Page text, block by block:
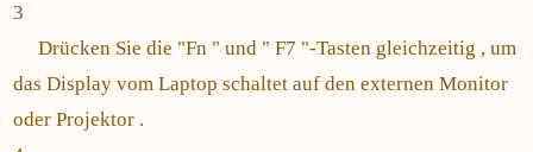
3
Drücken Sie die "Fn " und " F7 "-Tasten gleichzeitig , um
das Display vom Laptop schaltet auf den externen Monitor
oder Projektor .